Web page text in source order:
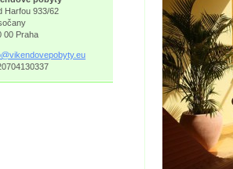
Harfou 933/62
00 Praha
endovepobyty.eu